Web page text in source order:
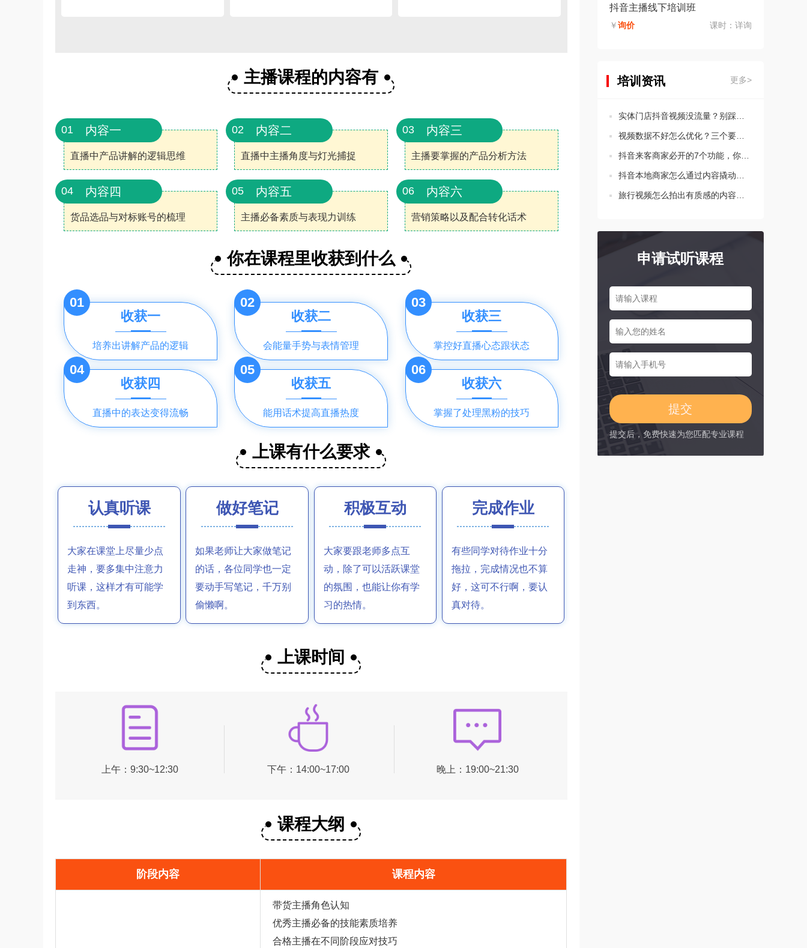
主播课程的内容有
01 内容一
直播中产品讲解的逻辑思维
02 内容二
直播中主播角度与灯光捕捉
03 内容三
主播要掌握的产品分析方法
04 内容四
货品选品与对标账号的梳理
05 内容五
主播必备素质与表现力训练
06 内容六
营销策略以及配合转化话术
你在课程里收获到什么
01
收获一
培养出讲解产品的逻辑
02
收获二
会能量手势与表情管理
03
收获三
掌控好直播心态跟状态
04
收获四
直播中的表达变得流畅
05
收获五
能用话术提高直播热度
06
收获六
掌握了处理黑粉的技巧
上课有什么要求
认真听课
大家在课堂上尽量少点
走神，要多集中注意力
听课，这样才有可能学
到东西。
做好笔记
如果老师让大家做笔记
的话，各位同学也一定
要动手写笔记，千万别
偷懒啊。
积极互动
大家要跟老师多点互
动，除了可以活跃课堂
的氛围，也能让你有学
习的热情。
完成作业
有些同学对待作业十分
拖拉，完成情况也不算
好，这可不行啊，要认
真对待。
上课时间
上午：9:30~12:30 下午：14:00~17:00 晚上：19:00~21:30
课程大纲
阶段内容 课程内容
带货主播角色认知
优秀主播必备的技能素质培养
合格主播在不同阶段应对技巧
抖音主播线下培训班
￥询价 课时： 详询
培训资讯 更多>
实体门店抖音视频没流量？别踩这5个违规坑！
视频数据不好怎么优化？三个要点教会你分析思路！
抖音来客商家必开的7个功能，你都设置了吗？
抖音本地商家怎么通过内容撬动生意增长？这三点要知道！
旅行视频怎么拍出有质感的内容？新手必学的三个技巧
申请试听课程
提交后，免费快速为您匹配专业课程